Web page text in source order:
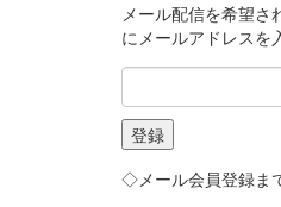
メール配信を希望さ
にメールアドレスを
◇メール会員登録ま